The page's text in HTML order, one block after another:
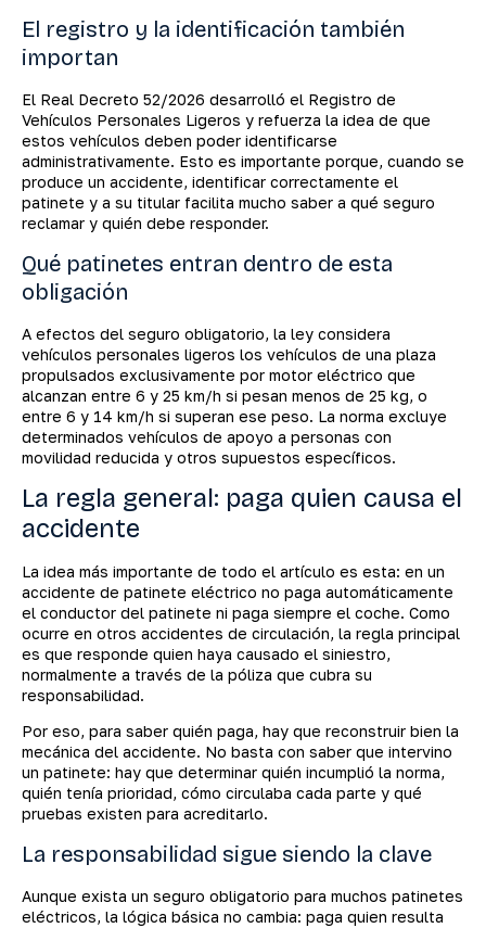
El registro y la identificación también
importan
El Real Decreto 52/2026 desarrolló el Registro de
Vehículos Personales Ligeros y refuerza la idea de que
estos vehículos deben poder identificarse
administrativamente. Esto es importante porque, cuando se
produce un accidente, identificar correctamente el
patinete y a su titular facilita mucho saber a qué seguro
reclamar y quién debe responder.
Qué patinetes entran dentro de esta
obligación
A efectos del seguro obligatorio, la ley considera
vehículos personales ligeros los vehículos de una plaza
propulsados exclusivamente por motor eléctrico que
alcanzan entre 6 y 25 km/h si pesan menos de 25 kg, o
entre 6 y 14 km/h si superan ese peso. La norma excluye
determinados vehículos de apoyo a personas con
movilidad reducida y otros supuestos específicos.
La regla general: paga quien causa el
accidente
La idea más importante de todo el artículo es esta: en un
accidente de patinete eléctrico no paga automáticamente
el conductor del patinete ni paga siempre el coche. Como
ocurre en otros accidentes de circulación, la regla principal
es que responde quien haya causado el siniestro,
normalmente a través de la póliza que cubra su
responsabilidad.
Por eso, para saber quién paga, hay que reconstruir bien la
mecánica del accidente. No basta con saber que intervino
un patinete: hay que determinar quién incumplió la norma,
quién tenía prioridad, cómo circulaba cada parte y qué
pruebas existen para acreditarlo.
La responsabilidad sigue siendo la clave
Aunque exista un seguro obligatorio para muchos patinetes
eléctricos, la lógica básica no cambia: paga quien resulta